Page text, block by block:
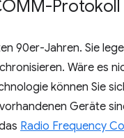
Protokoll
90er-Jahren. Sie
Wäre es
können Sie
Geräte
Radio Frequency